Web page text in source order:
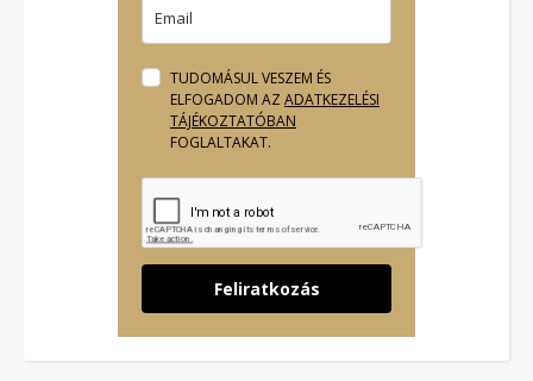
TUDOMÁSUL VESZEM ÉS
ELFOGADOM AZ ADATKEZELÉSI
TÁJÉKOZTATÓBAN
FOGLALTAKAT.
Feliratkozás